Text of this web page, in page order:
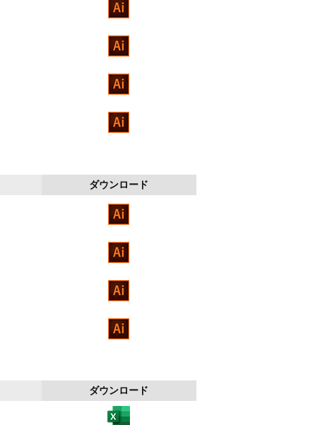
ダウンロード
ダウンロード